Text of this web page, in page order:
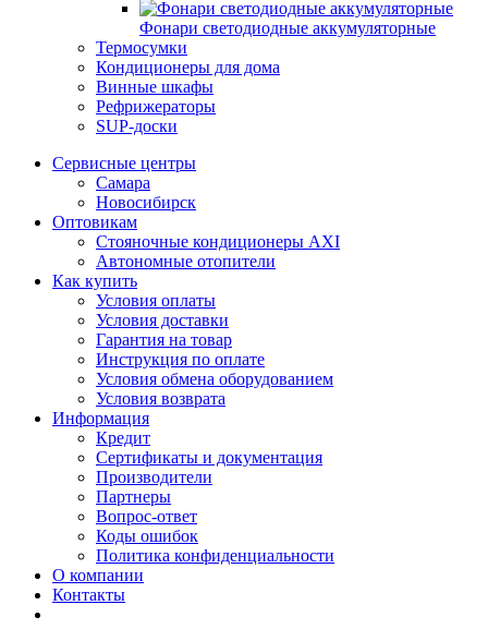
Фонари светодиодные аккумуляторные
Термосумки
Кондиционеры для дома
Винные шкафы
Рефрижераторы
SUP-доски
Сервисные центры
Самара
Новосибирск
Оптовикам
Стояночные кондиционеры AXI
Автономные отопители
Как купить
Условия оплаты
Условия доставки
Гарантия на товар
Инструкция по оплате
Условия обмена оборудованием
Условия возврата
Информация
Кредит
Сертификаты и документация
Производители
Партнеры
Вопрос-ответ
Коды ошибок
Политика конфиденциальности
О компании
Контакты